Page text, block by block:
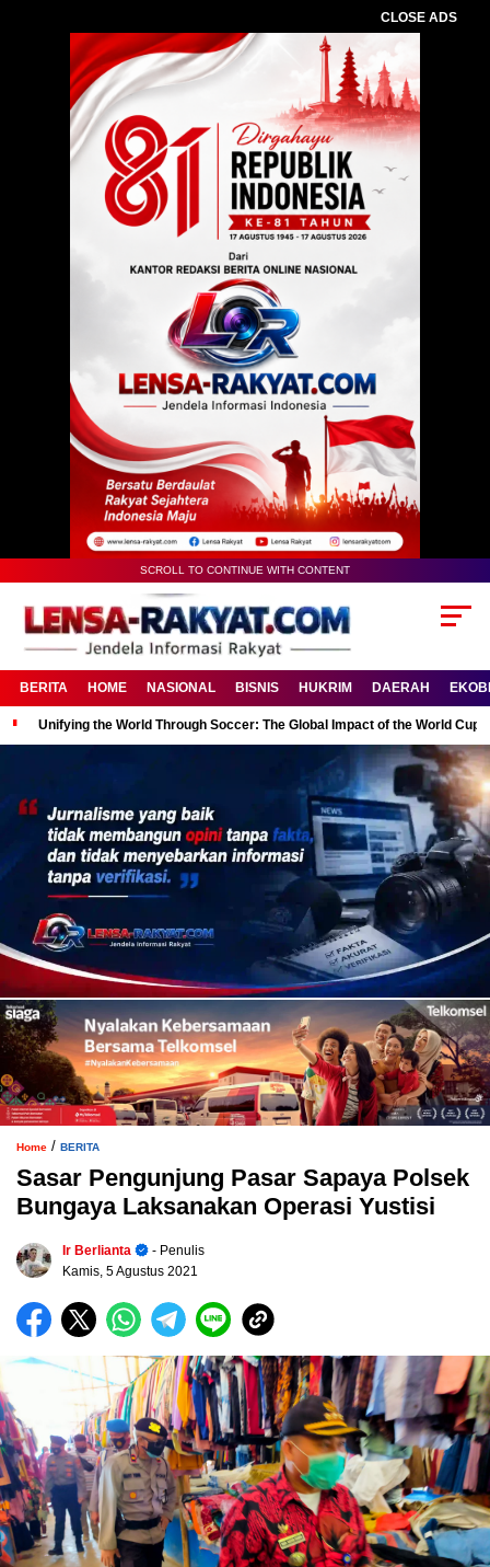
CLOSE ADS
SCROLL TO CONTINUE WITH CONTENT
BERITA HOME NASIONAL BISNIS HUKRIM DAERAH
Unifying the World Through Soccer: The Global Impact of the World Cup
Home / BERITA
Sasar Pengunjung Pasar Sapaya Polsek
Bungaya Laksanakan Operasi Yustisi
Ir Berlianta
- Penulis
Kamis, 5 Agustus 2021